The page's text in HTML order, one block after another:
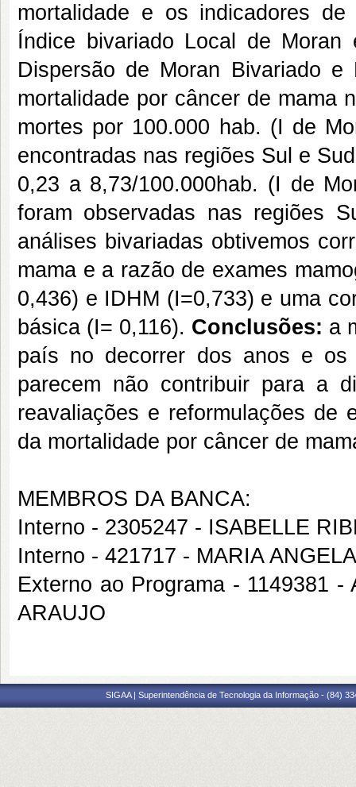
mortalidade e os indicadores
Índice bivariado Local de
Dispersão de Moran Bivariado
mortalidade por câncer de mama
mortes por 100.000 hab. (I de
encontradas nas regiões Sul e
0,23 a 8,73/100.000hab. (I de
foram observadas nas regiões
análises bivariadas obtivemos
mama e a razão de exames
0,436) e IDHM (I=0,733) e uma
básica (I= 0,116). Conclusões: a
país no decorrer dos anos e os
parecem não contribuir para a
reavaliações e reformulações de
da mortalidade por câncer de
MEMBROS DA BANCA:
Interno - 2305247 - ISABELLE
Interno - 421717 - MARIA
Externo ao Programa - 1149381
ARAUJO
SIGAA | Superintendência de Tecnologia da Informação - (84)